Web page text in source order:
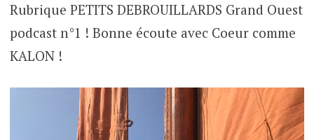
Rubrique PETITS DEBROUILLARDS Grand Ouest
podcast n°1 ! Bonne écoute avec Coeur comme
KALON !